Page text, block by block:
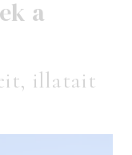
a
illatait